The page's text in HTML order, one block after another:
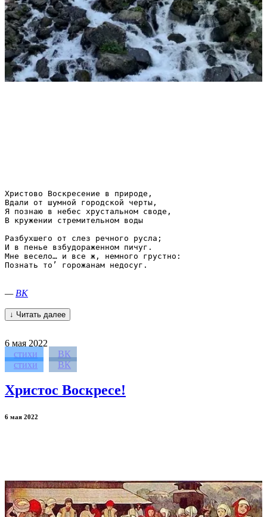
Христово Воскресение в природе,
Вдали от шумной городской черты,
Я познаю в небес хрустальном своде,
В кружении стремительном воды
Разбухшего от слез речного русла;
И в пенье взбудораженном пичуг.
Мне весело… и все ж, немного грустно:
Познать то’ горожанам недосуг.
— ВК
↓ Читать далее
6 мая 2022
стихи
ВК
стихи
ВК
Христос Воскресе!
6 мая 2022